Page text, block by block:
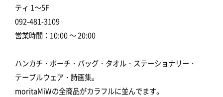
ティ 1～5F
092-481-3109
営業時間：10:00 ～ 20:00
ハンカチ・ポーチ・バッグ・タオル・ステーショナリー・
テーブルウェア・詩画集。
moritaMiWの全商品がカラフルに並んでます。